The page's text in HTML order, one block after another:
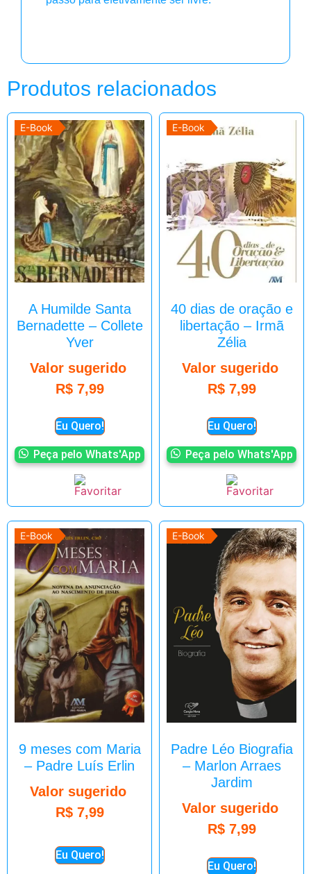
Produtos relacionados
E-Book
A Humilde Santa
Bernadette – Collete
Yver
Valor sugerido
R$7,99
Eu Quero!
Peça pelo Whats'App
E-Book
40 dias de oração e
libertação – Irmã
Zélia
Valor sugerido
R$7,99
Eu Quero!
Peça pelo Whats'App
E-Book
9 meses com Maria
– Padre Luís Erlin
Valor sugerido
R$7,99
Eu Quero!
E-Book
Padre Léo Biografia
– Marlon Arraes
Jardim
Valor sugerido
R$7,99
Eu Quero!